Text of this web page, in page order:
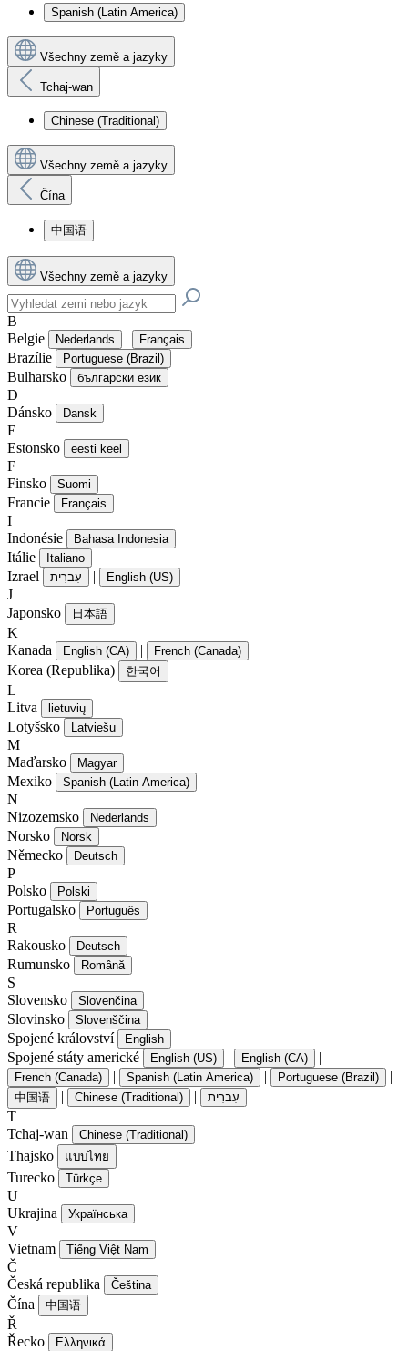
Spanish (Latin America)
Všechny země a jazyky
Tchaj-wan
Chinese (Traditional)
Všechny země a jazyky
Čína
中国语
Všechny země a jazyky
B
Belgie
Nederlands | Français
Brazílie Portuguese (Brazil)
Bulharsko български език
D
Dánsko
Dansk
E
Estonsko
eesti keel
F
Finsko
Suomi
Francie Français
I
Indonésie
Bahasa Indonesia
Itálie Italiano
Izrael עִברִית | English (US)
J
Japonsko
日本語
K
Kanada
English (CA) | French (Canada)
Korea (Republika) 한국어
L
Litva
lietuvių
Lotyšsko Latviešu
M
Maďarsko
Magyar
Mexiko Spanish (Latin America)
N
Nizozemsko
Nederlands
Norsko Norsk
Německo Deutsch
P
Polsko
Polski
Portugalsko Português
R
Rakousko
Deutsch
Rumunsko Română
S
Slovensko
Slovenčina
Slovinsko Slovenščina
Spojené království English
Spojené státy americké English (US) | English (CA) |
French (Canada) | Spanish (Latin America) | Portuguese (Brazil) |
中国语 | Chinese (Traditional) | עִברִית
T
Tchaj-wan
Chinese (Traditional)
Thajsko แบบไทย
Turecko Türkçe
U
Ukrajina
Українська
V
Vietnam
Tiếng Việt Nam
Č
Česká republika
Čeština
Čína 中国语
Ř
Řecko
Ελληνικά